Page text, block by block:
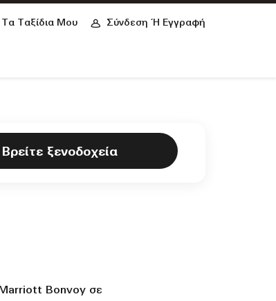
Τα Ταξίδια Μου Σύνδεση Ή Εγγραφή
Βρείτε ξενοδοχεία
Bonvoy σε